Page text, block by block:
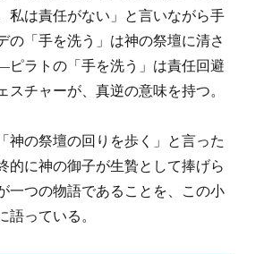
私は責任がない」と言いながら手
の「手を洗う」は神の祭壇に清さ
ラトの「手を洗う」は責任回避
スチャーが、真逆の意味を持つ。
神の祭壇の回りを歩く」と言った
的に神の御子が生贄として捧げら
一つの物語であることを、この小
語っている。